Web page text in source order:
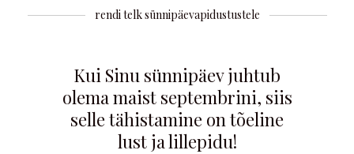
rendi telk sünnipäevapidustustele
Kui Sinu sünnipäev juhtub
olema maist septembrini, siis
selle tähistamine on tõeline
lust ja lillepidu!